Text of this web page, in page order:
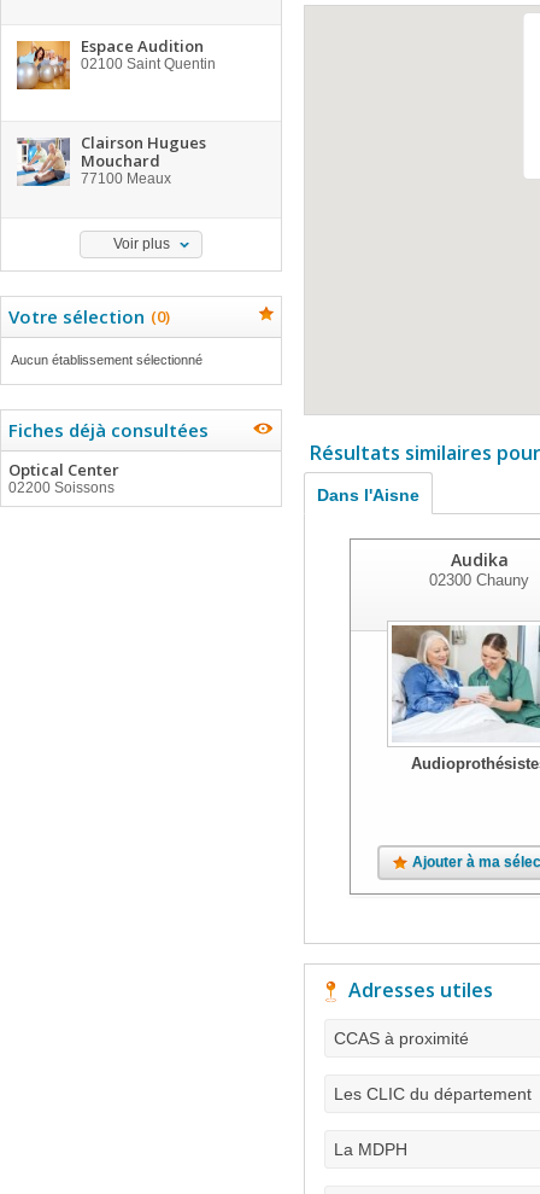
Espace Audition
02100 Saint Quentin
Clairson Hugues
Mouchard
77100 Meaux
Voir plus
Votre sélection (0)
Aucun établissement sélectionné
Fiches déjà consultées
Optical Center
02200 Soissons
Résultats similaires
Dans l'Aisne
Audika
02300 Chauny
Ajouter à ma
Adresses utiles
CCAS à proximité
Les CLIC du département
La MDPH